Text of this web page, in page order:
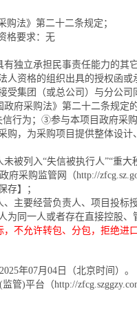
法》第二十二条规定；
格要求：无
独立承担民事责任能力的其
人资格的组织出具的授权函
受集团（或总公司）与分公
府采购法》第二十二条规定
信行为；③参与本项目政府
，为采购项目提供整体设
被列入“失信被执行人”“重大
府采购监管网（http://
存】；
主要经营负责人、项目投标
为同一人或者存在直接控股
不允许转包、分包，拒绝进
年07月04日（北京时间）。
管)平台（http://